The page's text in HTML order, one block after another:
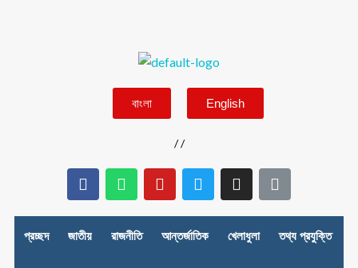
বাংলা English
//
প্রচ্ছদ জাতীয় রাজনীতি আন্তর্জাতিক খেলাধুলা তথ্য প্রযুক্তি